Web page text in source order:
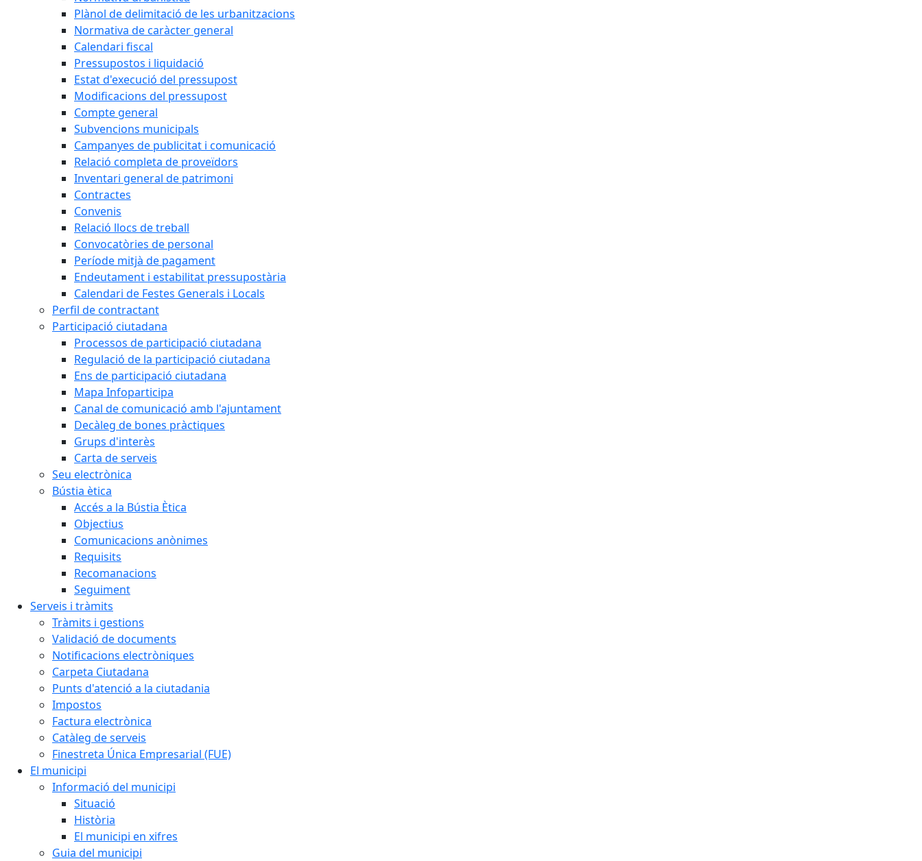
Plànol de delimitació de les urbanitzacions
Normativa de caràcter general
Calendari fiscal
Pressupostos i liquidació
Estat d'execució del pressupost
Modificacions del pressupost
Compte general
Subvencions municipals
Campanyes de publicitat i comunicació
Relació completa de proveïdors
Inventari general de patrimoni
Contractes
Convenis
Relació llocs de treball
Convocatòries de personal
Període mitjà de pagament
Endeutament i estabilitat pressupostària
Calendari de Festes Generals i Locals
Perfil de contractant
Participació ciutadana
Processos de participació ciutadana
Regulació de la participació ciutadana
Ens de participació ciutadana
Mapa Infoparticipa
Canal de comunicació amb l'ajuntament
Decàleg de bones pràctiques
Grups d'interès
Carta de serveis
Seu electrònica
Bústia ètica
Accés a la Bústia Ètica
Objectius
Comunicacions anònimes
Requisits
Recomanacions
Seguiment
Serveis i tràmits
Tràmits i gestions
Validació de documents
Notificacions electròniques
Carpeta Ciutadana
Punts d'atenció a la ciutadania
Impostos
Factura electrònica
Catàleg de serveis
Finestreta Única Empresarial (FUE)
El municipi
Informació del municipi
Situació
Història
El municipi en xifres
Guia del municipi